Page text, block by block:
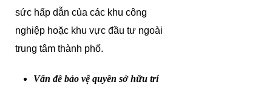
sức hấp dẫn của các khu công
nghiệp hoặc khu vực đầu tư ngoài
trung tâm thành phố.
Vấn đề bảo vệ quyền sở hữu trí